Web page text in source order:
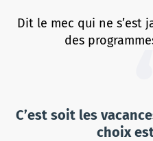
Dit le mec qui ne s’est
des
C’est soit les
choix